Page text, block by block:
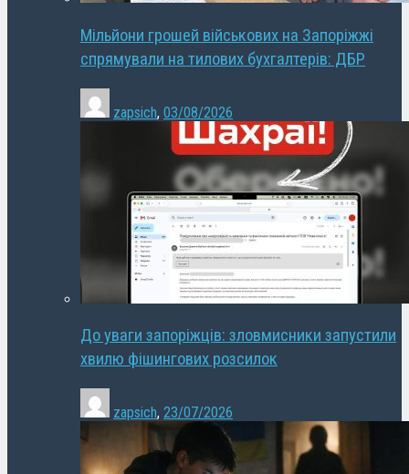
Мільйони грошей військових на Запоріжжі
спрямували на тилових бухгалтерів: ДБР
zapsich, 03/08/2026
До уваги запоріжців: зловмисники запустили
хвилю фішингових розсилок
zapsich, 23/07/2026